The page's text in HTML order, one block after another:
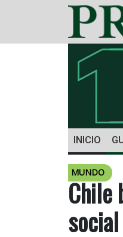
INICIO
MUNDO
Chile
social